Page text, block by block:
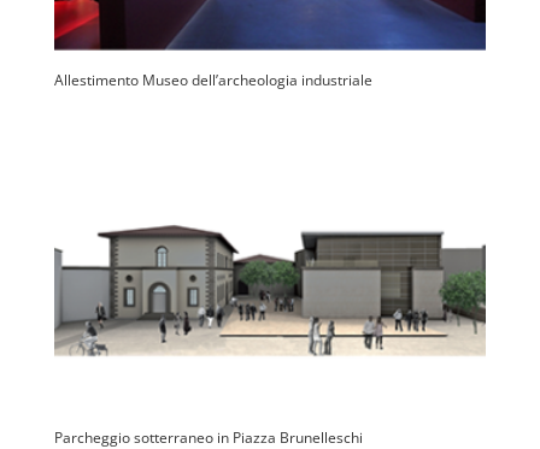
Allestimento Museo dell’archeologia industriale
Parcheggio sotterraneo in Piazza Brunelleschi